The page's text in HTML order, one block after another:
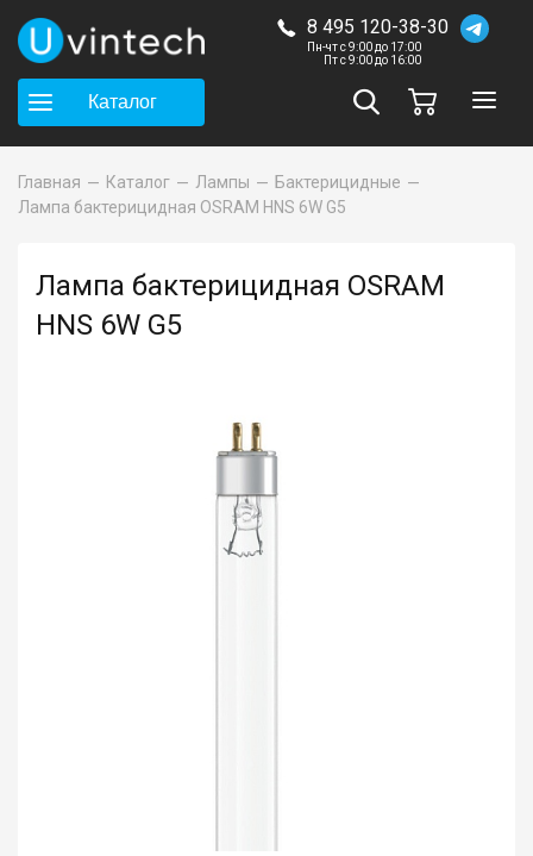
8 495 120-38-30
Пн-чт с 9:00 до 17:00
Пт с 9:00 до 16:00
Каталог
Главная Каталог Лампы
Бактерицидные
Лампа бактерицидная OSRAM HNS 6W G5
Лампа бактерицидная OSRAM
HNS 6W G5